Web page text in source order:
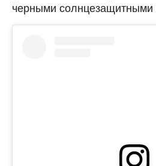
черными солнцезащитными